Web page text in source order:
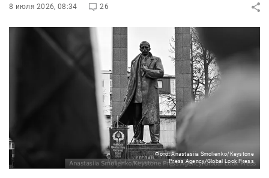
8 июля 2026, 08:34 26
Фото: Anastasiia Smolienko/Keystone
Press Agency/Global Look Press